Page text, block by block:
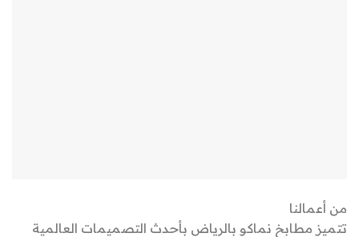
من أعمالنا
تتميز مطابخ نماكو بالرياض بأحدث التصميمات العالمية